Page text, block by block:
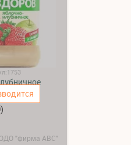
ОДО "фирма АВС"